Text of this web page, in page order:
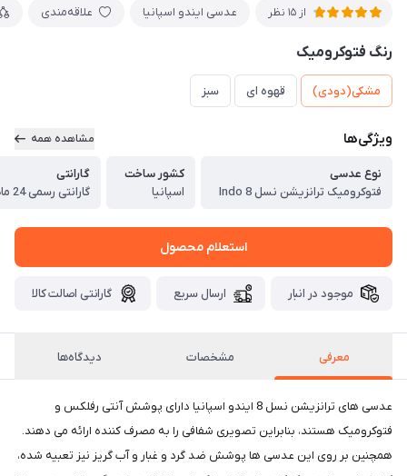
از 15 نظر عدسی ایندو اسپانیا علاقه‌مندی
رنگ فتوکرومیک
مشکی(دودی) قهوه ای سبز
ویژگی‌ها مشاهده همه
نوع عدسی
فتوکرومیک ترانزیشن نسل 8 Indo
کشور ساخت
اسپانیا
گارانتی
گارانتی رسمی 24 ماهه ایندو
استعلام محصول
موجود در انبار ارسال سریع گارانتی اصالت کالا
معرفی مشخصات دیدگاه‌ها
عدسی های ترانزیشن نسل 8 ایندو اسپانیا دارای پوشش آنتی رفلکس و
فتوکرومیک هستند، بنابراین تصویری شفافی را به مصرف کننده ارائه می دهند.
همچنین بر روی این عدسی ها پوشش ضد گرد و غبار و آب گریز نیز تعبیه شده،